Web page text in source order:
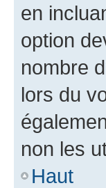
en
option
nombre
lors du
non les
Haut